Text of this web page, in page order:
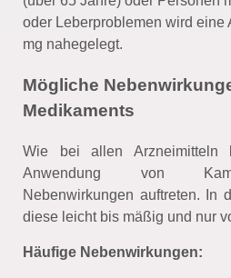
oder Leberproblemen wird eine
mg nahegelegt.
Mögliche
Medikaments
Wie bei allen Arzneimitteln
Anwendung von
Nebenwirkungen auftreten. In
diese leicht bis mäßig und nur
Häufige Nebenwirkungen: